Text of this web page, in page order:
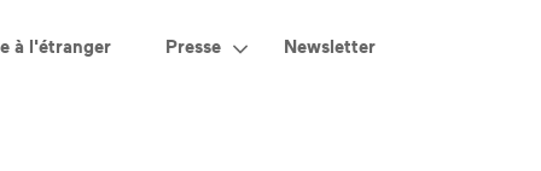
à l'étranger Presse Newsletter